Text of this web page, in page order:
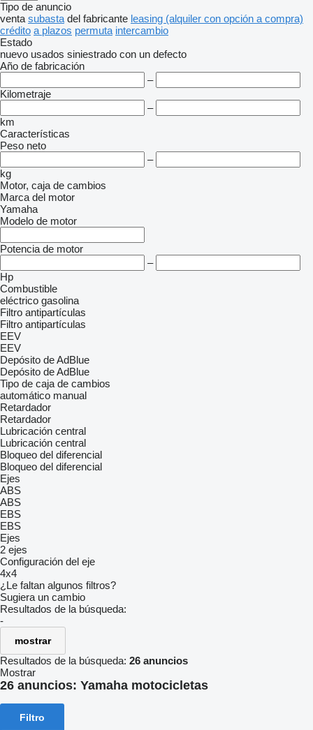
Tipo de anuncio
venta subasta del fabricante leasing (alquiler con opción a compra)
crédito a plazos permuta intercambio
Estado
nuevo usados siniestrado con un defecto
Año de fabricación
–
Kilometraje
–
km
Características
Peso neto
–
kg
Motor, caja de cambios
Marca del motor
Yamaha
Modelo de motor
Potencia de motor
–
Hp
Combustible
eléctrico gasolina
Filtro antipartículas
Filtro antipartículas
EEV
EEV
Depósito de AdBlue
Depósito de AdBlue
Tipo de caja de cambios
automático manual
Retardador
Retardador
Lubricación central
Lubricación central
Bloqueo del diferencial
Bloqueo del diferencial
Ejes
ABS
ABS
EBS
EBS
Ejes
2 ejes
Configuración del eje
4x4
¿Le faltan algunos filtros?
Sugiera un cambio
Resultados de la búsqueda:
-
mostrar
Resultados de la búsqueda: 26 anuncios
Mostrar
26 anuncios: Yamaha motocicletas
Filtro